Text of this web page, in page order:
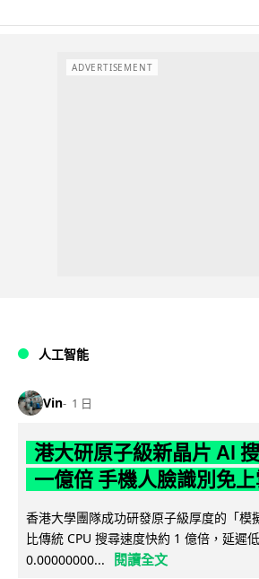
ADVERTISEMENT
人工智能
Vin 1 日
港大研原子級新晶片 AI
一億倍 手機人臉識別免
香港大學團隊成功研發原子級厚度的「模
比傳統 CPU 搜尋速度快約 1 億倍，延遲
0.00000000...
閱讀全文